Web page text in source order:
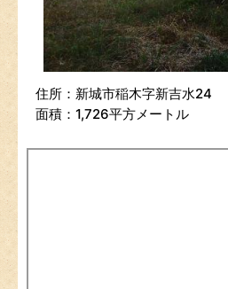
住所：新城市稲木字新吉水24
面積：1,726平方メートル